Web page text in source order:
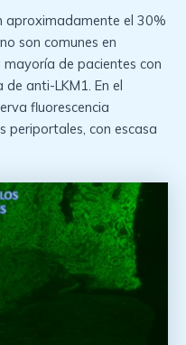
aproximadamente el 30%
son comunes en
de pacientes con
anti-LKM1. En el
fluorescencia
periportales, con escasa